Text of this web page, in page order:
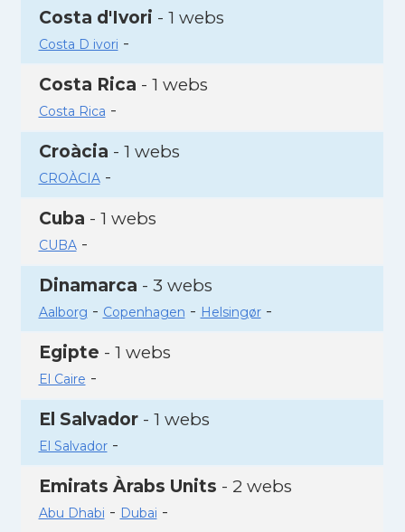
Costa d'Ivori - 1 webs
Costa D ivori -
Costa Rica - 1 webs
Costa Rica -
Croàcia - 1 webs
CROÀCIA-
Cuba - 1 webs
CUBA-
Dinamarca - 3 webs
Aalborg - Copenhagen - Helsingør-
Egipte - 1 webs
El Caire -
El Salvador- 1 webs
El Salvador-
Emirats Àrabs Units - 2 webs
Abu Dhabi - Dubai -